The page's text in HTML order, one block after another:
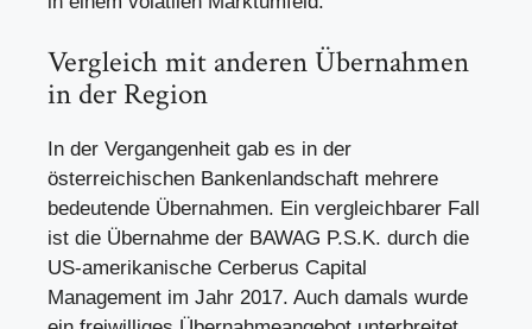
Vergleich mit anderen Übernahmen
in der Region
In der Vergangenheit gab es in der
österreichischen Bankenlandschaft mehrere
bedeutende Übernahmen. Ein vergleichbarer Fall
ist die Übernahme der BAWAG P.S.K. durch die
US-amerikanische Cerberus Capital
Management im Jahr 2017. Auch damals wurde